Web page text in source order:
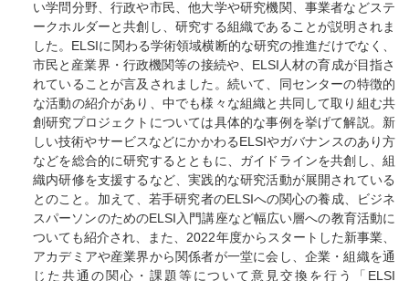
い学問分野、行政や市民、他大学や研究機関、事業者などステ
ークホルダーと共創し、研究する組織であることが説明されま
した。ELSIに関わる学術領域横断的な研究の推進だけでなく、
市民と産業界・行政機関等の接続や、ELSI人材の育成が目指さ
れていることが言及されました。続いて、同センターの特徴的
な活動の紹介があり、中でも様々な組織と共同して取り組む共
創研究プロジェクトについては具体的な事例を挙げて解説。新
しい技術やサービスなどにかかわるELSIやガバナンスのあり方
などを総合的に研究するとともに、ガイドラインを共創し、組
織内研修を支援するなど、実践的な研究活動が展開されている
とのこと。加えて、若手研究者のELSIへの関心の養成、ビジネ
スパーソンのためのELSI入門講座など幅広い層への教育活動に
ついても紹介され、また、2022年度からスタートした新事業、
アカデミアや産業界から関係者が一堂に会し、企業・組織を通
じた共通の関心・課題等について意見交換を行う「ELSI